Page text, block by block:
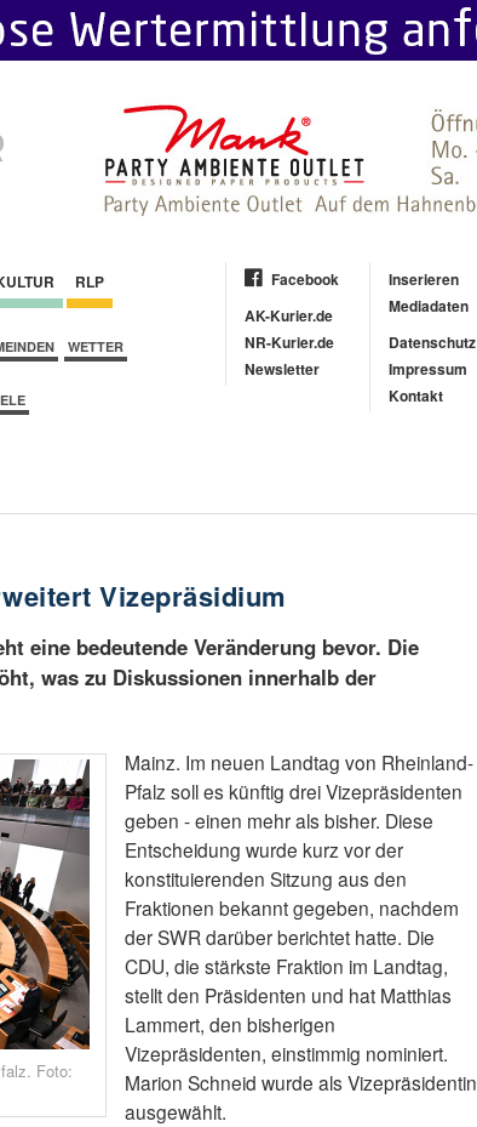
RLP
WETTER
Facebook
AK-Kurier.de
NR-Kurier.de
Newsletter
Inserieren
Mediadaten
Datenschutz
Impressum
Kontakt
Vizepräsidium
eine bedeutende Veränderung bevor. Die
was zu Diskussionen innerhalb der
Foto:
Mainz. Im neuen Landtag von Rheinland-
Pfalz soll es künftig drei Vizepräsidenten
geben - einen mehr als bisher. Diese
Entscheidung wurde kurz vor der
konstituierenden Sitzung aus den
Fraktionen bekannt gegeben, nachdem
der SWR darüber berichtet hatte. Die
CDU, die stärkste Fraktion im Landtag,
stellt den Präsidenten und hat Matthias
Lammert, den bisherigen
Vizepräsidenten, einstimmig nominiert.
Marion Schneid wurde als Vizepräsidentin
ausgewählt.